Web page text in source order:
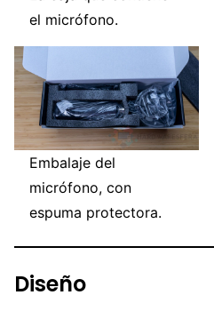
el micrófono.
Embalaje del
micrófono, con
espuma protectora.
Diseño